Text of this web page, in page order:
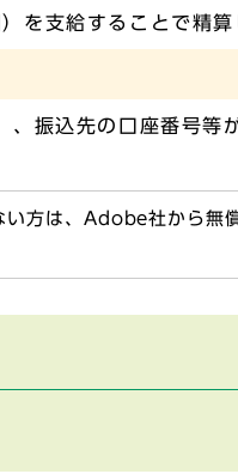
支給することで精算
振込先の口座番号等
方は、Adobe社から無